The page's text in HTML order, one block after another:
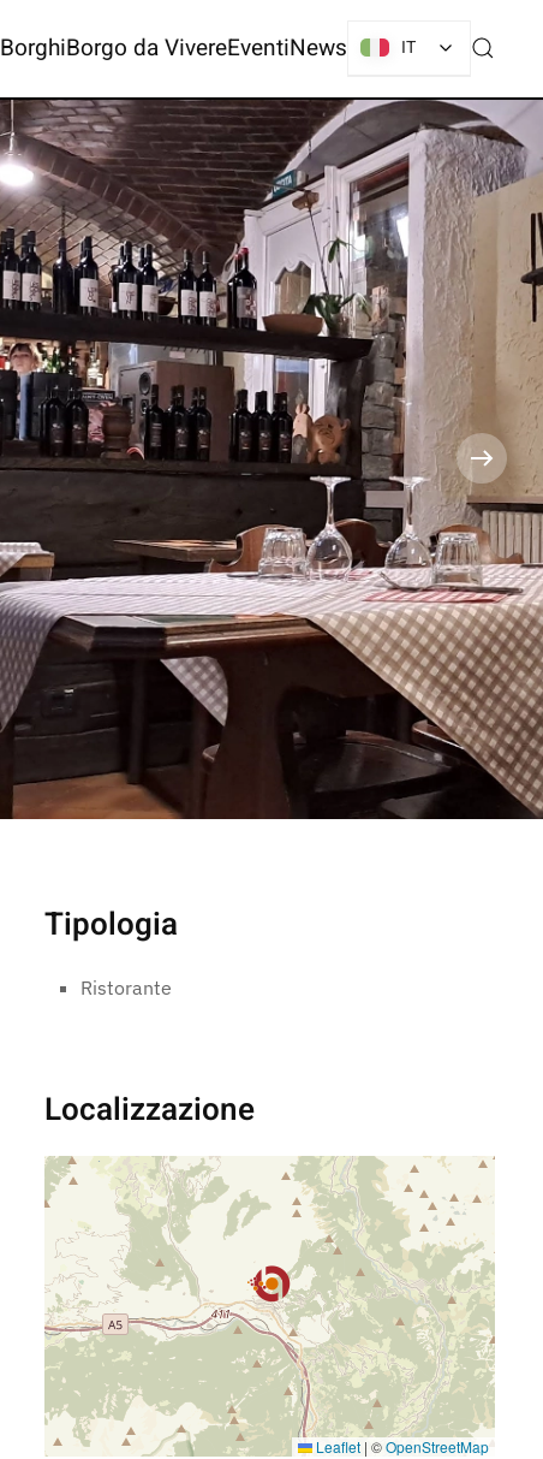
BorghiBorgo da VivereEventiNews IT
Tipologia
Ristorante
Localizzazione
Leaflet | ©OpenStreetMap